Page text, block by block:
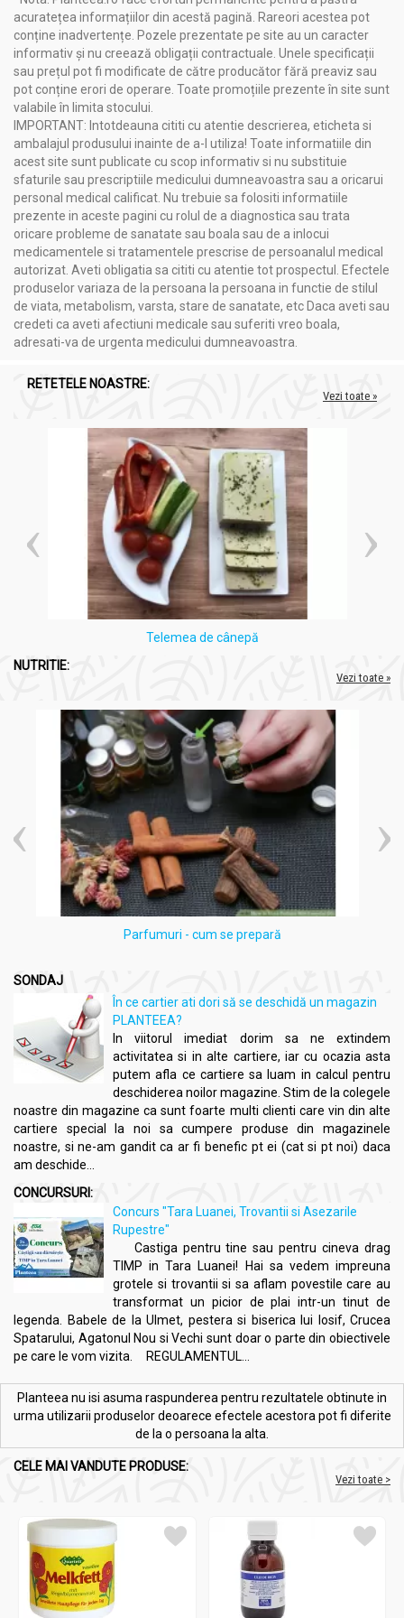
Cu o echipă de specialiști în cercetare, compania creează
formule sinergice inovatoare pentru sănătate. Produsele sunt
certificate și avizate, având la bază ingrediente naturale și
eficiente, menite să sprijine terapiile alternative și să contribuie
la sănătatea clienților.
Planteea, o sursă de încredere în domeniul nutriției și sănătății,
recomandă cu încredere produseleSynergy Plantpentru
calitatea lor superioară și angajamentul față de sănătatea
consumatorilor.
Compozitie
ProstatoSinergic 180cps - SYNERGY PLANT
Palmier pitic (Serenoa repens), fructe, extract în dioxid
de carbon supercritic 4:1 cu min. 25% acizi grași: 75mg;
Astragalus (Astragalus membranaceus), rădăcină,
pulbere: 55mg;
50mg;
rădăcină, pulbere: 50mg;
Drojdie de bere (Sacharomyces cerevisiae), extract cu
min. 100000 ppm Zinc: 30mg;
Coada calului (Equisetum arvense) , părți aeriene, extract
hidroalcoolic uscat, cu min. 7% siliciu: 25mg;
Palmier pitic(Serenoa repens), fructe, extract apos 1:1
(maltodextrină din grâu): 25mg;
Coacăz negru (Ribes nigrum) , frunze, extract apos cu
15% polifenoli: 25mg;
Drojdie de bere (Saccharomyces cerevisiae)
2000ppm Seleniu: 15mg
Capsulă tare (gelatină)
ProstatoSinergic 180cps - SYNERGY PLANT
Beneficii:
Menținerea sănătății prostatei:Ingredientele naturale,
precum palmierul pitic și coada-calului, contribuie la
reducerea inflamației și susțin buna funcționare a
prostatei, prevenind afecțiuni precum hiperplazia
benignă.
Echilibru hormonal masculin:Zincul și seleniul biologic
din drojdia de bere, împreună cu L-arginina, ajută la
menținerea unui echilibru hormonal sănătos, esențial
afecțiunile prostatei.
frunzele de coacăz negru reduc inflamațiile, ajutând la
ameliorarea disconfortului asociat prostatitei și altor
afecțiuni inflamatorii.
Sustinerea sistemului imunitar:
Astragalusul și gheara
mâței, cunoscute pentru proprietățile lor
imunomodulatoare, ajută la creșterea rezistenței
organismului și la protejarea împotriva infecțiilor sau
bolilor, susținând sănătatea generală a bărbaților.
Proprietăți antitumorale:
Palmierul pitic, astragalusul și
ginsengul siberian contribuie la inhibarea creșterii
celulelor maligne, oferind protecție împotriva dezvoltării
Susținerea vitalității și energiei:
la îmbunătățirea energiei și a vitalității generale, fiind un
tonic natural pentru bărbații care doresc să-și mențină
performanța fizică și mentală.
Protecția celulară: Seleniul și zincul protejează celulele
împotriva stresului oxidativ și contribuie la menținerea
unui metabolism celular sănătos, sprijinind regenerarea
țesuturilor afectate.
Îmbunătățirea funcționării aparatului genito-urinar:
Formula completă ajută la menținerea sănătății tractului
în ansamblu.
Indicații:
Hiperplazia benignă de prostată (adenom de prostată)
Prostatită cronică sau acută (ca adjuvant în
prostată
Probleme hormonale și dezechilibre la bărbați
Susținerea funcțiilor imunitare și protecția împotriva
stresului oxidativ
Disconfort urinar sau funcționare deficitară a aparatului
genito-urinar
acuratețea informațiilor din acestă pagină. Rareori acestea pot
conține inadvertențe. Pozele prezentate pe site au un caracter
informativ și nu creează obligații contractuale. Unele specificații
sau prețul pot fi modificate de către producător fără preaviz sau
pot conține erori de operare. Toate promoțiile prezente în site sunt
valabile în limita stocului.
IMPORTANT: Intotdeauna cititi cu atentie descrierea, eticheta si
ambalajul produsului inainte de a-l utiliza! Toate informatiile din
acest site sunt publicate cu scop informativ si nu substituie
sfaturile sau prescriptiile medicului dumneavoastra sau a oricarui
personal medical calificat. Nu trebuie sa folositi informatiile
prezente in aceste pagini cu rolul de a diagnostica sau trata
oricare probleme de sanatate sau boala sau de a inlocui
medicamentele si tratamentele prescrise de persoanalul medical
autorizat. Aveti obligatia sa cititi cu atentie tot prospectul. Efectele
produselor variaza de la persoana la persoana in functie de stilul
de viata, metabolism, varsta, stare de sanatate, etc Daca aveti sau
credeti ca aveti afectiuni medicale sau suferiti vreo boala,
adresati-va de urgenta medicului dumneavoastra.
RETETELE NOASTRE:
Vezi toate »
Telemea de cânepă
NUTRITIE:
Vezi toate »
Parfumuri - cum se prepară
SONDAJ
În ce cartier ati dori să se deschidă un magazin
PLANTEEA?
In viitorul imediat dorim sa ne extindem
activitatea si in alte cartiere, iar cu ocazia asta
putem afla ce cartiere sa luam in calcul pentru
deschiderea noilor magazine. Stim de la colegele
noastre din magazine ca sunt foarte multi clienti care vin din alte
cartiere special la noi sa cumpere produse din magazinele
noastre, si ne-am gandit ca ar fi benefic pt ei (cat si pt noi) daca
am deschide...
CONCURSURI:
Concurs "Tara Luanei, Trovantii si Asezarile
Rupestre"
Castiga pentru tine sau pentru cineva drag
TIMP in Tara Luanei! Hai sa vedem impreuna
grotele si trovantii si sa aflam povestile care au
transformat un picior de plai intr-un tinut de
legenda. Babele de la Ulmet, pestera si biserica lui Iosif, Crucea
Spatarului, Agatonul Nou si Vechi sunt doar o parte din obiectivele
pe care le vom vizita. REGULAMENTUL...
Planteea nu isi asuma raspunderea pentru rezultatele obtinute in
urma utilizarii produselor deoarece efectele acestora pot fi diferite
de la o persoana la alta.
CELE MAI VANDUTE PRODUSE:
Vezi toate >